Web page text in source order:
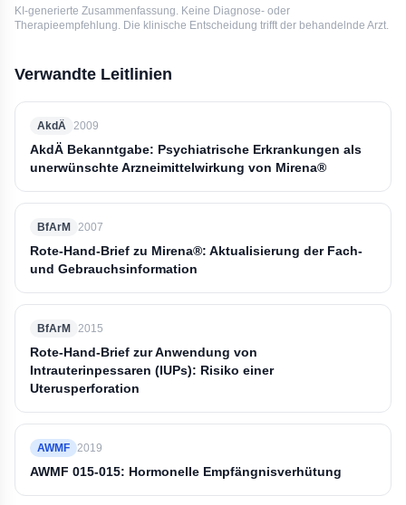
KI-generierte Zusammenfassung. Keine Diagnose- oder
Therapieempfehlung. Die klinische Entscheidung trifft der behandelnde Arzt.
Verwandte Leitlinien
AkdÄ 2009
AkdÄ Bekanntgabe: Psychiatrische Erkrankungen als
unerwünschte Arzneimittelwirkung von Mirena®
BfArM 2007
Rote-Hand-Brief zu Mirena®: Aktualisierung der Fach-
und Gebrauchsinformation
BfArM 2015
Rote-Hand-Brief zur Anwendung von
Intrauterinpessaren (IUPs): Risiko einer
Uterusperforation
AWMF 2019
AWMF 015-015: Hormonelle Empfängnisverhütung